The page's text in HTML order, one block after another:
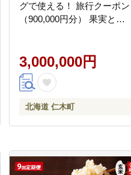
グで使える！ 旅行クーポン
（900,000円分） 果実とや
券 体験サービス券 パッケ
ージ旅行 [Japan Tourism
Association]
3,000,000円
北海道 仁木町